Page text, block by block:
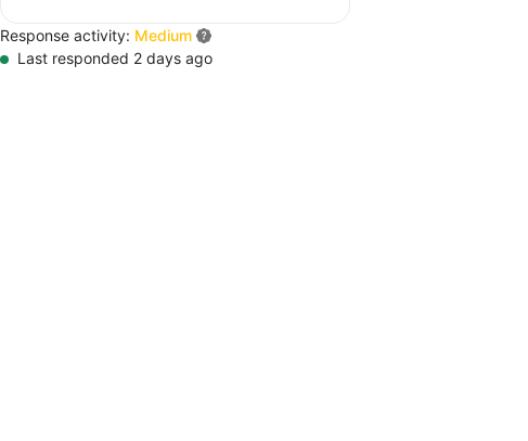
Response activity: Medium
Last responded 2 days ago